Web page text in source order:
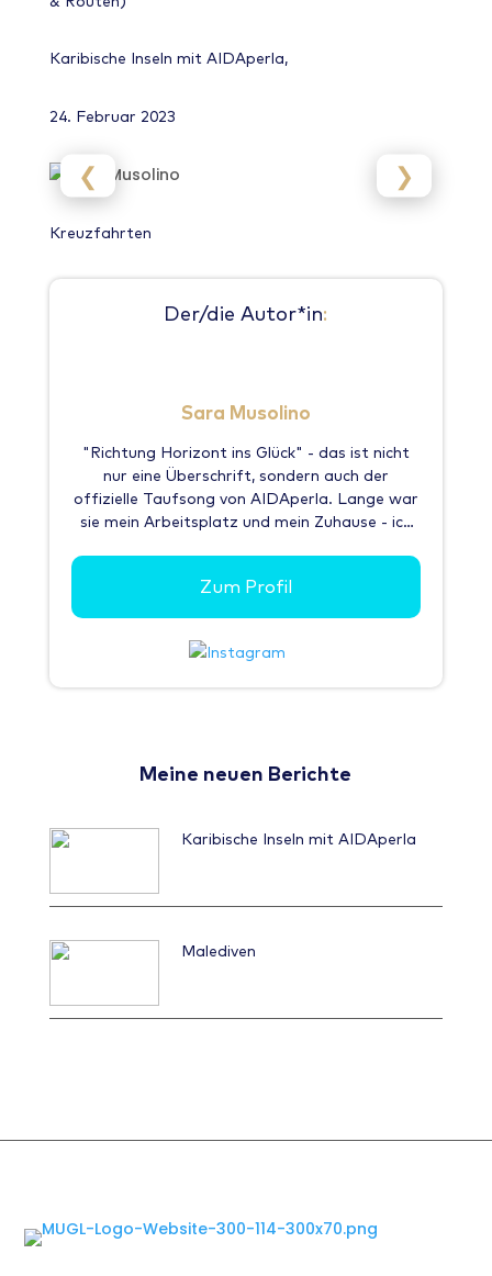
Karibische Inseln mit AIDAperla,
24. Februar 2023
❮ ❯
Kreuzfahrten
Der/die Autor*in:
Sara Musolino
"Richtung Horizont ins Glück" - das ist nicht
nur eine Überschrift, sondern auch der
offizielle Taufsong von AIDAperla. Lange war
sie mein Arbeitsplatz und mein Zuhause - ich
Antigua, Barbados... das alles klingt nach
Sonne & Urlaub - und jede der Inseln hält, was
der Klang ihres Namens verspricht. Doch es
gibt weit mehr zu sehen als nur Strände &
Palmen. Die Inseln sind sehr unterschiedlich:
eines haben sie alle gemeinsam: man sollte sie
sehen, die Drehorte von "Fluch der Karibik" zu
besuchen, an Wanderungen durch den
Regenwald teilzunehmen oder an einem der
zahlreichen Strände ins türkisblaue Meer zu
Biking-Touren können an Bord gebucht
Shows, Partys, Tanzkurse,
Auszeit ganz für sich alleine: langweilig wird
Zum Profil
Meine neuen Berichte
Karibische Inseln mit AIDAperla
Malediven